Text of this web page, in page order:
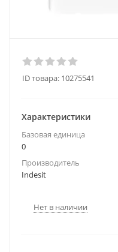
ID товара: 10275541
Характеристики
Базовая единица
0
Производитель
Indesit
Нет в наличии